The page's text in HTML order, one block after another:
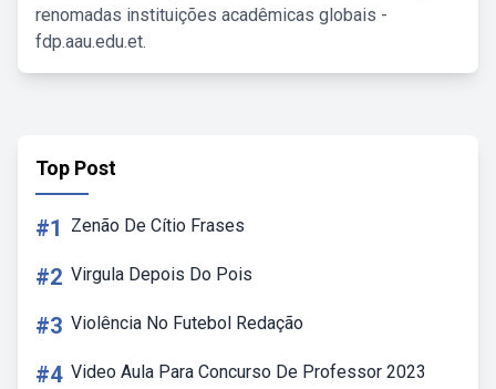
renomadas instituições acadêmicas globais -
fdp.aau.edu.et.
Top Post
#1 Zenão De Cítio Frases
#2 Virgula Depois Do Pois
#3 Violência No Futebol Redação
#4 Video Aula Para Concurso De Professor 2023